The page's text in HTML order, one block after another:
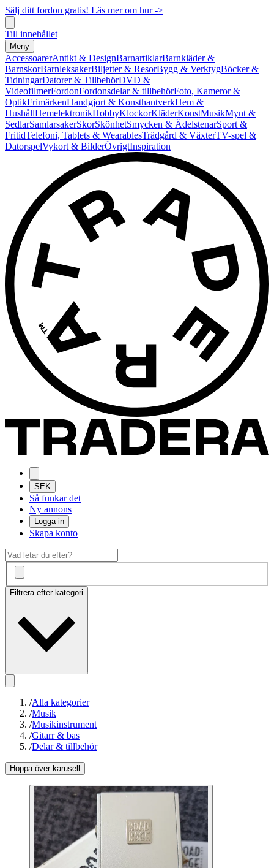
Sälj ditt fordon gratis! Läs mer om hur ->
Till innehållet
Meny
AccessoarerAntikt & DesignBarnartiklarBarnkläder &
BarnskorBarnleksakerBiljetter & ResorBygg & VerktygBöcker &
TidningarDatorer & TillbehörDVD &
VideofilmerFordonFordonsdelar & tillbehörFoto, Kameror &
OptikFrimärkenHandgjort & KonsthantverkHem &
HushållHemelektronikHobbyKlockorKläderKonstMusikMynt &
SedlarSamlarsakerSkorSkönhetSmycken & ÄdelstenarSport &
FritidTelefoni, Tablets & WearablesTrädgård & VäxterTV-spel &
DatorspelVykort & BilderÖvrigtInspiration
SEK
Så funkar det
Ny annons
Logga in
Skapa konto
Filtrera efter kategori
/Alla kategorier
/Musik
/Musikinstrument
/Gitarr & bas
/Delar & tillbehör
Hoppa över karusell